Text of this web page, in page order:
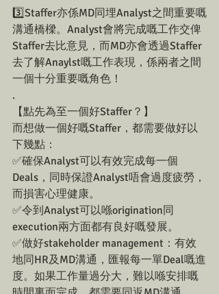
3️⃣Staffer亦係MD同埋Analyst之間重要嘅
溝通橋樑。Analyst會將完成嘅工作交俾
Staffer去比意見，而MD亦會透過Staffer
去了解Anaylst嘅工作表現，係兩者之間
一個十分重要嘅角色！
.
【點先為至一個好Staffer？】
而想做一個好嘅Staffer，都需要做好以
下幾點：
✅確保Analyst可以有效完成每一個
Deals，同時保證Analyst唔會過度疲勞，
而損害心理健康。
✅令到Analyst可以喺origination同
execution兩方面都有良好嘅發展。
✅做好stakeholder management：有效
地同HR及MD溝通，匯報每一單Deal嘅進
度。如果工作量過分大，難以喺安排嘅